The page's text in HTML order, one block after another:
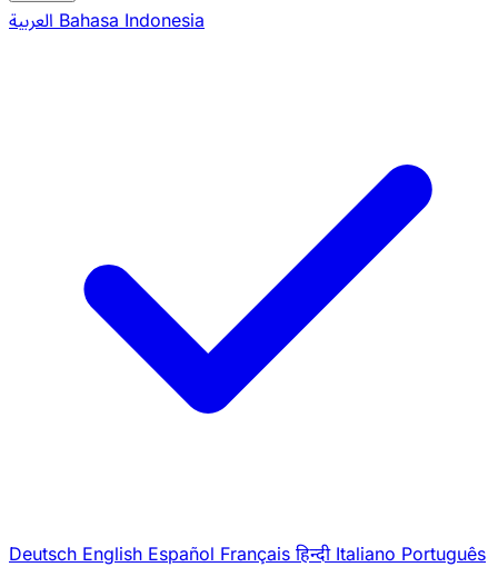
Bahasa Indonesia
Deutsch English Español Français हिन्दी Italiano Português